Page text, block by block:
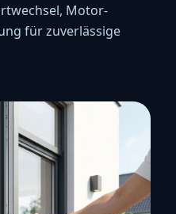
Motor-
für zuverlässige